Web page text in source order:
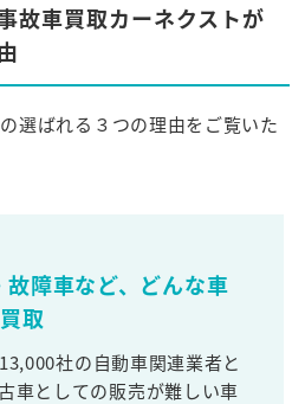
故車買取カーネクストが
選ばれる３つの理由をご覧いた
障車など、どんな車
取
社の自動車関連業者と
車としての販売が難しい車